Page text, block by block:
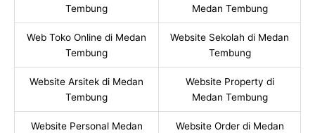
Tembung
Medan Tembung
Web Toko Online di Medan
Tembung
Website Sekolah di Medan
Tembung
Website Arsitek di Medan
Tembung
Website Property di
Medan Tembung
Website Personal Medan
Website Order di Medan